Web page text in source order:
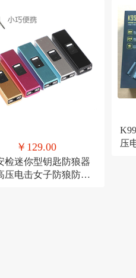
备
￥129.00
检迷你型钥匙防狼器
压电击女子防狼防身
压